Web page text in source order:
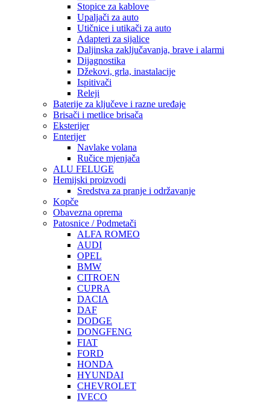
Stopice za kablove
Upaljači za auto
Utičnice i utikači za auto
Adapteri za sijalice
Daljinska zaključavanja, brave i alarmi
Dijagnostika
Džekovi, grla, inastalacije
Ispitivači
Releji
Baterije za ključeve i razne uređaje
Brisači i metlice brisača
Eksterijer
Enterijer
Navlake volana
Ručice mjenjača
ALU FELUGE
Hemijski proizvodi
Sredstva za pranje i održavanje
Kopče
Obavezna oprema
Patosnice / Podmetači
ALFA ROMEO
AUDI
OPEL
BMW
CITROEN
CUPRA
DACIA
DAF
DODGE
DONGFENG
FIAT
FORD
HONDA
HYUNDAI
CHEVROLET
IVECO